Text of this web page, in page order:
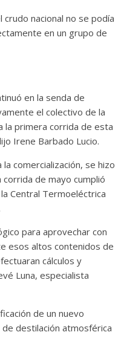
nacional no se podía
en un grupo de
en la senda de
el colectivo de la
la primera corrida de esta
Irene Barbado Lucio.
comercialización, se hizo
de mayo cumplió
Central Termoeléctrica
para aprovechar con
esos altos contenidos de
cálculos y
Luna, especialista
de un nuevo
destilación atmosférica